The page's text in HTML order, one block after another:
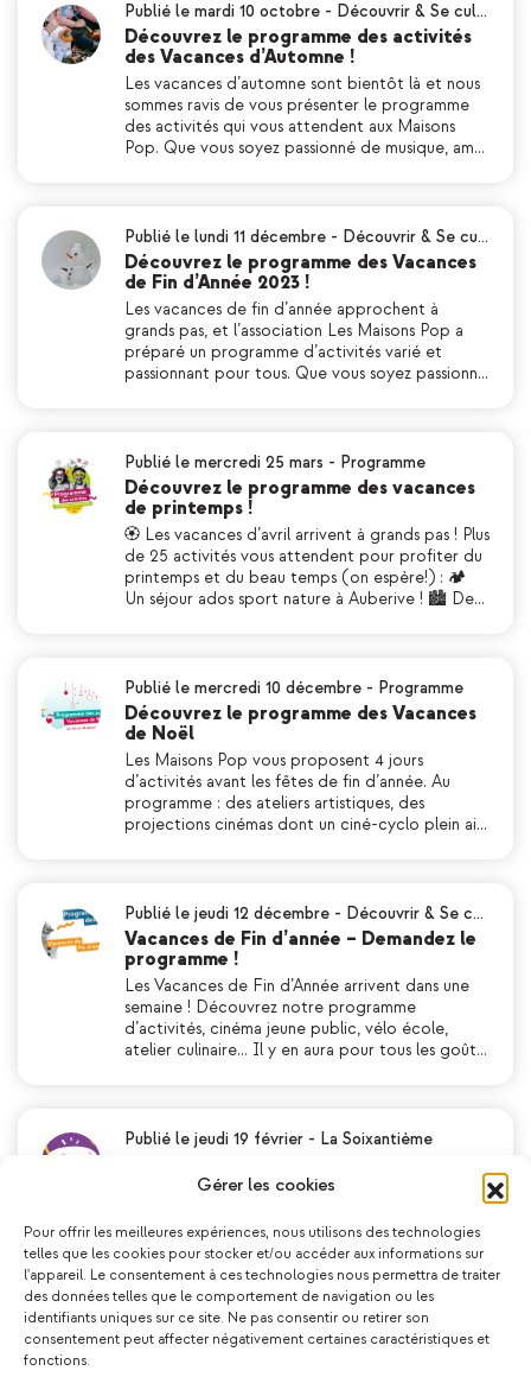
Gérer les cookies
Pour offrir les meilleures expériences, nous utilisons des technologies
telles que les cookies pour stocker et/ou accéder aux informations sur
l'appareil. Le consentement à ces technologies nous permettra de traiter
des données telles que le comportement de navigation ou les
identifiants uniques sur ce site. Ne pas consentir ou retirer son
consentement peut affecter négativement certaines caractéristiques et
fonctions.
Publié le mardi 10 octobre - Découvrir & Se cul…
Découvrez le programme des activités
des Vacances d’Automne !
Les vacances d’automne sont bientôt là et nous
sommes ravis de vous présenter le programme
des activités qui vous attendent aux Maisons
Pop. Que vous soyez passionné de musique, am…
Publié le lundi 11 décembre - Découvrir & Se cu…
Découvrez le programme des Vacances
de Fin d’Année 2023 !
Les vacances de fin d’année approchent à
grands pas, et l’association Les Maisons Pop a
préparé un programme d’activités varié et
passionnant pour tous. Que vous soyez passionn…
Publié le mercredi 25 mars - Programme
Découvrez le programme des vacances
de printemps !
🏵 Les vacances d’avril arrivent à grands pas ! Plus
de 25 activités vous attendent pour profiter du
printemps et du beau temps (on espère!) : 🏕
Un séjour ados sport nature à Auberive ! 🏙 De…
Publié le mercredi 10 décembre - Programme
Découvrez le programme des Vacances
de Noël
Les Maisons Pop vous proposent 4 jours
d’activités avant les fêtes de fin d’année. Au
programme : des ateliers artistiques, des
projections cinémas dont un ciné-cyclo plein ai…
Publié le jeudi 12 décembre - Découvrir & Se c…
Vacances de Fin d’année – Demandez le
programme !
Les Vacances de Fin d’Année arrivent dans une
semaine ! Découvrez notre programme
d’activités, cinéma jeune public, vélo école,
atelier culinaire… Il y en aura pour tous les goût…
Publié le jeudi 19 février - La Soixantième
« Soixantième » anniversaire ! Découvr…
rendez-vous sur 9 évènements qui rythmeront
l’année de leur « Soixantième » anniversaire !
En 2026, Les Maisons Pop célèbrent leur 60e a…